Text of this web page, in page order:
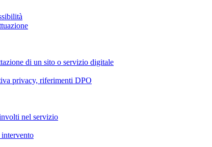
di un sito o servizio digitale
privacy, riferimenti DPO
nel servizio